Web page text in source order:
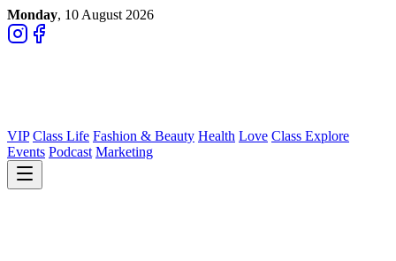
Monday, 10 August 2026
VIP Class Life Fashion & Beauty Health Love Class Explore
Events Podcast Marketing